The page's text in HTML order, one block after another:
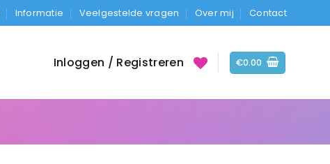
Informatie Veelgestelde vragen Over mij Contact
Inloggen / Registreren €0.00